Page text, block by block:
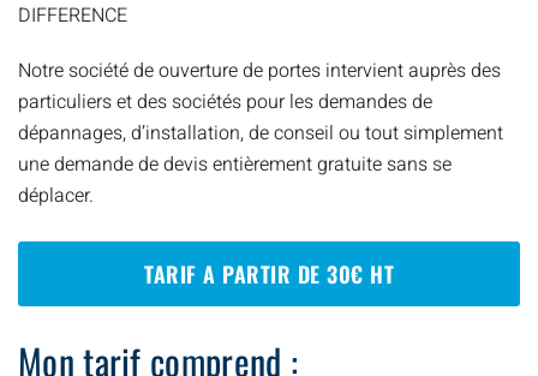
DIFFERENCE
Notre société de ouverture de portes intervient auprès des
particuliers et des sociétés pour les demandes de
dépannages, d’installation, de conseil ou tout simplement
une demande de devis entièrement gratuite sans se
déplacer.
TARIF A PARTIR DE 30€ HT
Mon tarif comprend :